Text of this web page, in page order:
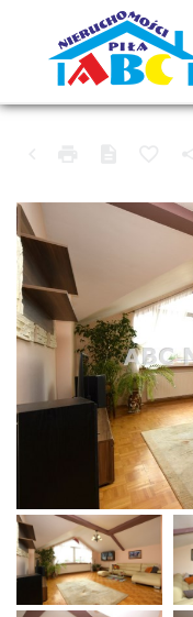
PIŁA, KOSZYCE
MIESZKANIE NA SPRZEDAŻ